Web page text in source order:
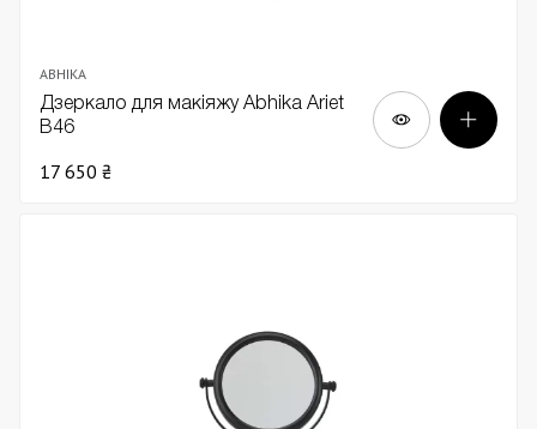
ABHIKA
Дзеркало для макіяжу Abhika Ariet
В46
17 650 ₴